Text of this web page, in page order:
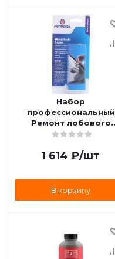
Набор
профессиональный
Ремонт лобового
стекла бычий глаз
1 614 ₽/шт
В корзину